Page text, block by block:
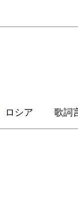
ロシア 歌詞言